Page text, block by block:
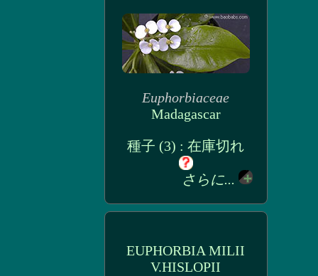
Euphorbiaceae
Madagascar
種子 (3) : 在庫切れ
さらに...
EUPHORBIA MILII
V.HISLOPII